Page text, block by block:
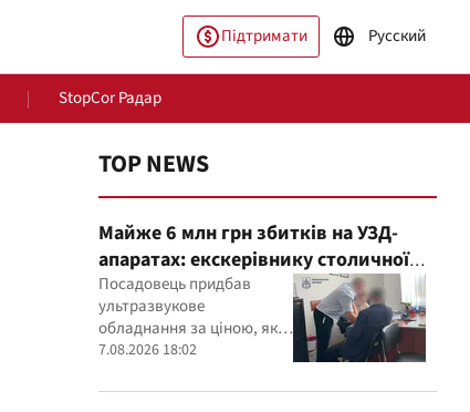
Підтримати Русский
StopCor Радар
TOP NEWS
Майже 6 млн грн збитків на УЗД-
апаратах: екскерівнику столичної
лікарні оголосили підозру
Посадовець придбав
ультразвукове
обладнання за ціною, яка,
як встановили експерти,
ринкову
7.08.2026 18:02